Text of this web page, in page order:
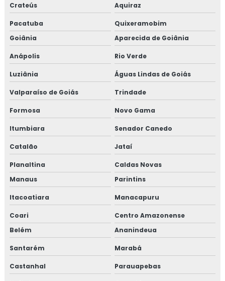
Crateús Aquiraz
Pacatuba
Quixeramobim
Goiânia
Aparecida de Goiânia
Anápolis Rio Verde
Luziânia Águas Lindas de Goiás
Valparaíso de Goiás Trindade
Formosa Novo Gama
Itumbiara Senador Canedo
Catalão Jataí
Planaltina
Caldas Novas
Manaus
Parintins
Itacoatiara Manacapuru
Coari
Centro Amazonense
Belém
Ananindeua
Santarém Marabá
Castanhal Parauapebas